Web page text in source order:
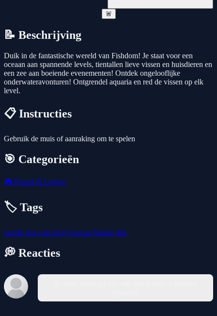
🚨
📝 Beschrijving
Duik in de fantastische wereld van Fishdom! Je staat voor een
oceaan aan spannende levels, tientallen lieve vissen en huisdieren en
een zee aan boeiende evenementen! Ontdek ongelooflijke
onderwateravonturen! Ontgrendel aquaria en red de vissen op elk
level.
📋 Instructies
Gebruik de muis of aanraking om te spelen
🎯 Categorieën
🎮 Puzzel & Logica
🏷️ Tags
puzzle fun cute kiz10 rescue fishing fish
💭 Reacties